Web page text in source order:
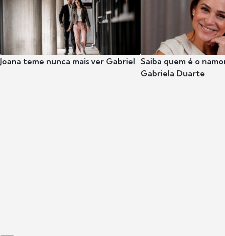
Joana teme nunca mais ver Gabriel Saiba quem é o
Gabriela Duarte